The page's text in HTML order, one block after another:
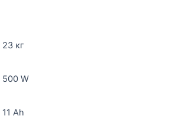
23 кг
500 W
11 Ah